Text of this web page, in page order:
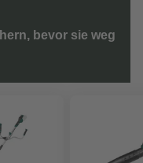
bevor sie weg